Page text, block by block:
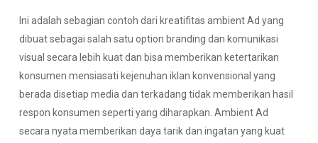
Ini adalah sebagian contoh dari kreatifitas ambient Ad yang
dibuat sebagai salah satu option branding dan komunikasi
visual secara lebih kuat dan bisa memberikan ketertarikan
konsumen mensiasati kejenuhan iklan konvensional yang
berada disetiap media dan terkadang tidak memberikan hasil
respon konsumen seperti yang diharapkan. Ambient Ad
secara nyata memberikan daya tarik dan ingatan yang kuat